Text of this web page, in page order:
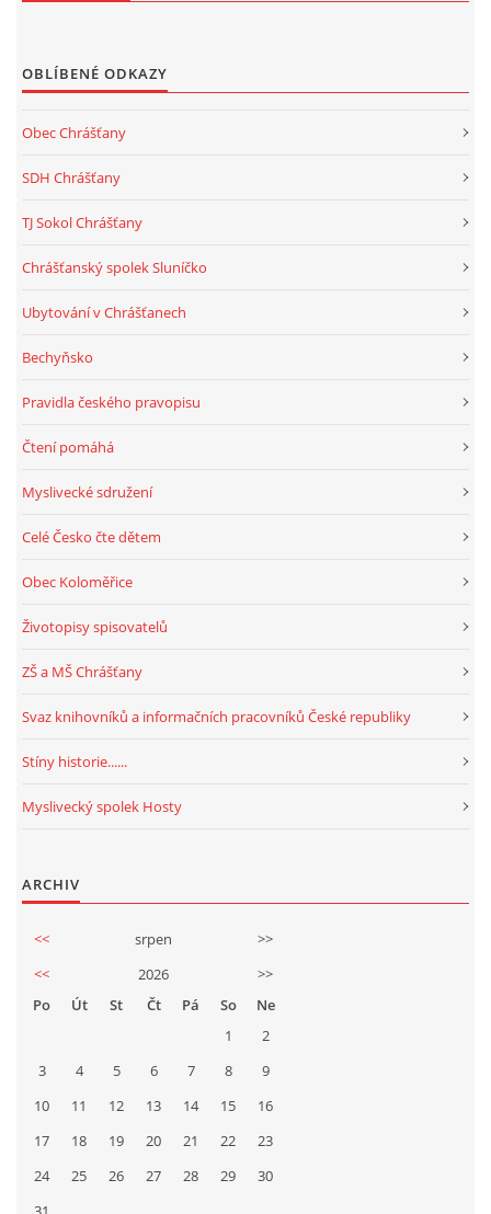
OBLÍBENÉ ODKAZY
Obec Chrášťany
SDH Chrášťany
TJ Sokol Chrášťany
Chrášťanský spolek Sluníčko
Ubytování v Chrášťanech
Bechyňsko
Pravidla českého pravopisu
Čtení pomáhá
Myslivecké sdružení
Celé Česko čte dětem
Obec Koloměřice
Životopisy spisovatelů
ZŠ a MŠ Chrášťany
Svaz knihovníků a informačních pracovníků České republiky
Stíny historie......
Myslivecký spolek Hosty
ARCHIV
<< srpen
>>
<<
2026
>>
Po
Út St Čt Pá So
Ne
1
2
3
4 5 6 7 8
9
10
11 12 13 14 15
16
17
18 19 20 21 22
23
24
25 26 27 28 29
30